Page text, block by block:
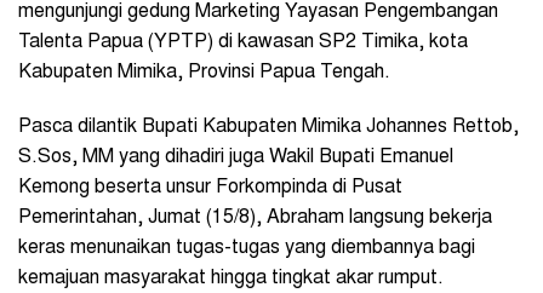
mengunjungi gedung Marketing Yayasan Pengembangan
Talenta Papua (YPTP) di kawasan SP2 Timika, kota
Kabupaten Mimika, Provinsi Papua Tengah.
Pasca dilantik Bupati Kabupaten Mimika Johannes Rettob,
S.Sos, MM yang dihadiri juga Wakil Bupati Emanuel
Kemong beserta unsur Forkompinda di Pusat
Pemerintahan, Jumat (15/8), Abraham langsung bekerja
keras menunaikan tugas-tugas yang diembannya bagi
kemajuan masyarakat hingga tingkat akar rumput.